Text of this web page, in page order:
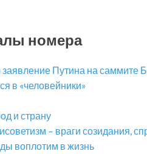
номера
заявление Путина на саммите
в «человейники»
и страну
– враги созидания,
воплотим в жизнь